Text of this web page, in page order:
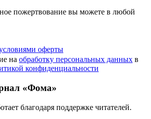
пожертвование вы можете в любой
оферты
на обработку персональных данных в
конфиденциальности
«Фома»
благодаря поддержке читателей.